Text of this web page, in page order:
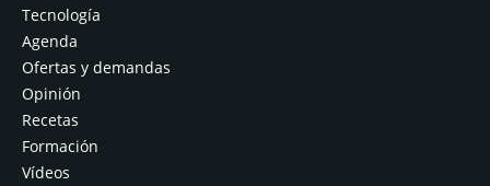
Tecnología
Agenda
Ofertas y demandas
Opinión
Recetas
Formación
Vídeos